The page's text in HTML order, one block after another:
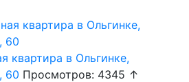
квартира в Ольгинке,
60 Просмотров: 4345 ↑